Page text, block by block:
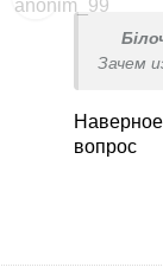
Зачем
вопрос